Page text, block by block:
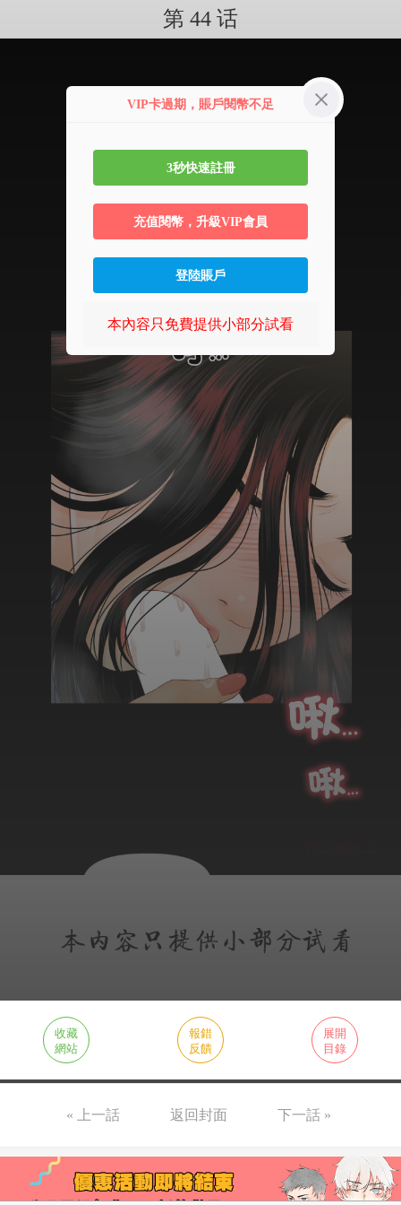
第 44 话
收藏
網站
報錯
反饋
展開
目錄
« 上一話 返回封面 下一話 »
VIP卡過期，賬戶閱幣不足
3秒快速註冊
充值閱幣，升級VIP會員
登陸賬戶
本內容只免費提供小部分試看